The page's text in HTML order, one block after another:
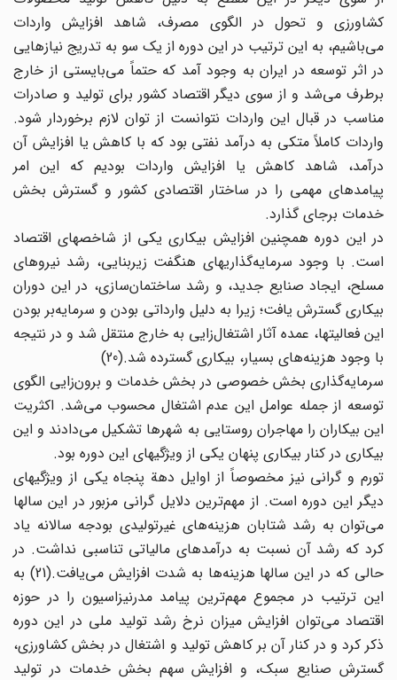
کشاورزی و تحول در الگوی مصرف، شاهد افزایش واردات
می‌باشیم، به این ترتیب در این دوره از یک سو به تدریج نیازهایی
در اثر توسعه در ایران به وجود آمد که حتماً می‌بایستی از خارج
برطرف می‌شد و از سوی دیگر اقتصاد کشور برای تولید و صادرات
مناسب در قبال این واردات نتوانست از توان لازم برخوردار شود.
واردات کاملاً متکی به درآمد نفتی بود که با کاهش یا افزایش آن
درآمد، شاهد کاهش یا افزایش واردات بودیم که این امر
پیامدهای مهمی را در ساختار اقتصادی کشور و گسترش بخش
خدمات برجای گذارد.
در این دوره همچنین افزایش بیکاری یکی از شاخصهای اقتصاد
است. با وجود سرمایه‌گذاریهای هنگفت زیربنایی، رشد نیروهای
مسلح، ایجاد صنایع جدید، و رشد ساختمان‌سازی، در این دوران
بیکاری گسترش یافت؛ زیرا به دلیل وارداتی بودن و سرمایه‌بر بودن
این فعالیتها، عمده آثار اشتغال‌زایی به خارج منتقل شد و در نتیجه
با وجود هزینه‌های بسیار، بیکاری گسترده شد.(20)
سرمایه‌گذاری بخش خصوصی در بخش خدمات و برون‌زایی الگوی
توسعه از جمله عوامل این عدم اشتغال محسوب می‌شد. اکثریت
این بیکاران را مهاجران روستایی به شهرها تشکیل می‌دادند و این
بیکاری در کنار بیکاری پنهان یکی از ویژگیهای این دوره بود.
تورم و گرانی نیز مخصوصاً از اوایل دهة پنجاه یکی از ویژگیهای
دیگر این دوره است. از مهم‌ترین دلایل گرانی مزبور در این سالها
می‌توان به رشد شتابان هزینه‌های غیرتولیدی بودجه سالانه یاد
کرد که رشد آن نسبت به درآمدهای مالیاتی تناسبی نداشت. در
حالی که در این سالها هزینه‌ها به شدت افزایش می‌یافت.(21) به
این ترتیب در مجموع مهم‌ترین پیامد مدرنیزاسیون را در حوزه
اقتصاد می‌توان افزایش میزان نرخ رشد تولید ملی در این دوره
ذکر کرد و در کنار آن بر کاهش تولید و اشتغال در بخش کشاورزی،
گسترش صنایع سبک، و افزایش سهم بخش خدمات در تولید